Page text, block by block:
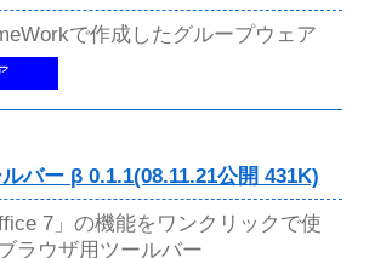
で作成したグループウェア
バー β 0.1.1(08.11.21公開 431K)
7」の機能をワンクリックで使
ラウザ用ツールバー